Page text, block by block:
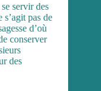
servir des
pas de
d’où
conserver
des